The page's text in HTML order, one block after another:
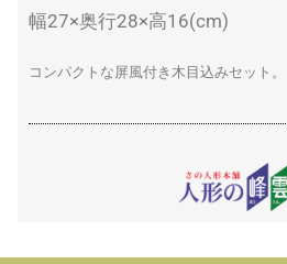
幅27×奥行28×高16(cm)
コンパクトな屏風付き木目込みセット。